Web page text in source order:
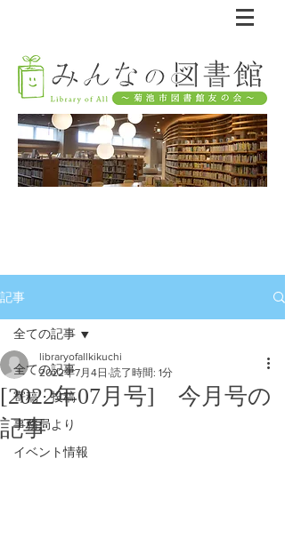
記事
全ての記事
寄稿・投稿
事務局より
イベント情報
全ての記事
[2022年07月号] 今月号の
記事
libraryofallkikuchi
2022年7月4日 読了時間: 1分